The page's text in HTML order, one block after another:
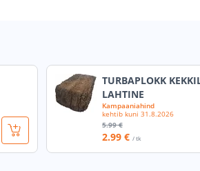
TURBAPLOKK
LAHTINE
Kampaaniahind
kehtib kuni 31.8.2026
5.99 €
2.99 € / tk